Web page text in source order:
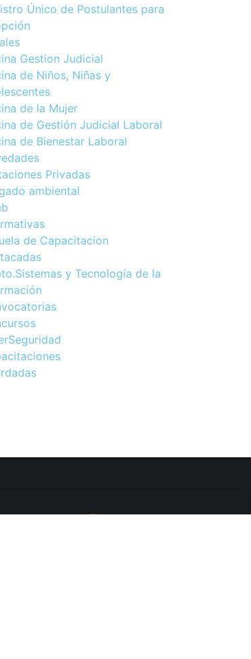
Único de Postulantes para
Gestion Judicial
de Niños, Niñas y
de la Mujer
de Gestión Judicial Laboral
de Bienestar Laboral
Privadas
ambiental
de Capacitacion
y Tecnología de la